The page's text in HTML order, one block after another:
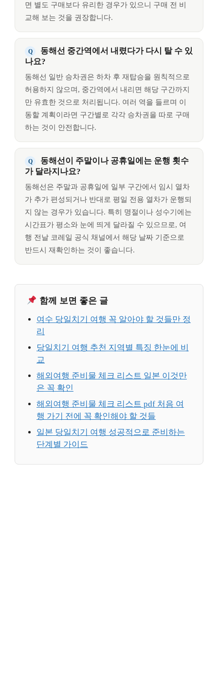
면 별도 구매보다 유리한 경우가 있으니 구매 전 비
교해 보는 것을 권장합니다.
동해선 중간역에서 내렸다가 다시 탈 수 있
나요?
동해선 일반 승차권은 하차 후 재탑승을 원칙적으로
허용하지 않으며, 중간역에서 내리면 해당 구간까지
만 유효한 것으로 처리됩니다. 여러 역을 들르며 이
동할 계획이라면 구간별로 각각 승차권을 따로 구매
하는 것이 안전합니다.
동해선이 주말이나 공휴일에는 운행 횟수
가 달라지나요?
동해선은 주말과 공휴일에 일부 구간에서 임시 열차
가 추가 편성되거나 반대로 평일 전용 열차가 운행되
지 않는 경우가 있습니다. 특히 명절이나 성수기에는
시간표가 평소와 눈에 띄게 달라질 수 있으므로, 여
행 전날 코레일 공식 채널에서 해당 날짜 기준으로
반드시 재확인하는 것이 좋습니다.
함께 보면 좋은 글
여수 당일치기 여행 꼭 알아야 할 것들만 정
리
당일치기 여행 추천 지역별 특징 한눈에 비
교
해외여행 준비물 체크 리스트 일본 이것만
은 꼭 확인
해외여행 준비물 체크 리스트 pdf 처음 여
행 가기 전에 꼭 확인해야 할 것들
일본 당일치기 여행 성공적으로 준비하는
단계별 가이드